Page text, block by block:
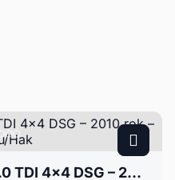
Volkswagen Tiguan I 2.0 TDI 4x4 DSG – 2010 rok – Ładny/ Zadbany, bez wkładu/Hak